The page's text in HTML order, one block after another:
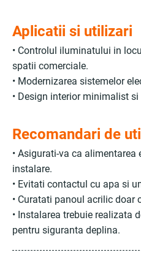
Aplicatii si utilizari
• Controlul iluminatului in
spatii comerciale.
• Modernizarea sistemelor
• Design interior minimalist
Recomandari de
• Asigurati-va ca
instalare.
• Evitati contactul cu apa si
• Curatati panoul acrilic doar
• Instalarea trebuie realizata
pentru siguranta deplina.